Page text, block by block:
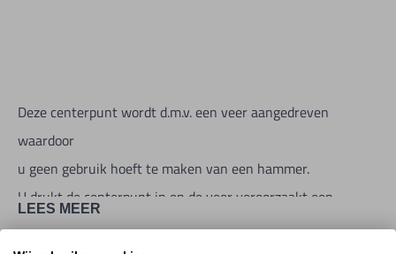
Deze centerpunt wordt d.m.v. een veer aangedreven
waardoor
u geen gebruik hoeft te maken van een hammer.
U drukt de centerpunt in en de veer veroorzaakt een
punt in het werkstuk. Extreem harde punt.
LEES MEER